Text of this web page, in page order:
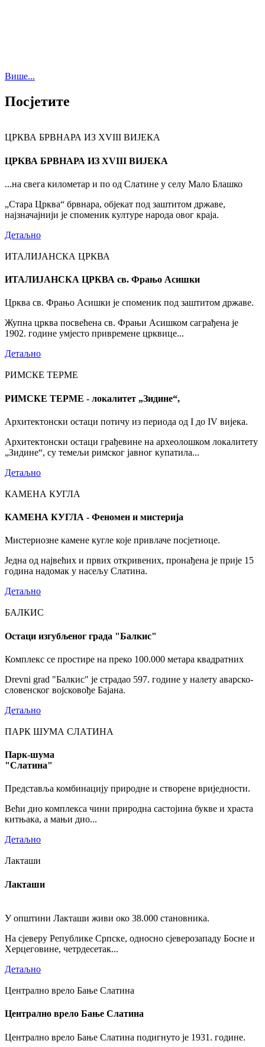
Више...
Посјетите
ЦРКВА БРВНАРА ИЗ XVIII ВИЈЕКА
ЦРКВА БРВНАРА ИЗ XVIII ВИЈЕКА
...на свега километар и по од Слатине у селу Мало Блашко
„Стара Црква“ брвнара, објекат под заштитом државе,
најзначајнији је споменик културе народа овог краја.
Детаљно
ИТАЛИЈАНСКА ЦРКВА
ИТАЛИЈАНСКА ЦРКВА св. Фрањо Асишки
Црква св. Фрањо Асишки је споменик под заштитом државе.
Жупна црква посвећена св. Фрањи Асишком саграђена је
1902. године умјесто привремене црквице...
Детаљно
РИМСКЕ ТЕРМЕ
РИМСКЕ ТЕРМЕ - локалитет „Зидине“,
Архитектонски остаци потичу из периода од I до IV вијека.
Архитектонски остаци грађевине на археолошком локалитету
„Зидине“, су темељи римског јавног купатила...
Детаљно
КАМЕНА КУГЛА
КАМЕНА КУГЛА - Феномен и мистерија
Мистериозне камене кугле које привлаче посјетиоце.
Једна од највећих и првих откривених, пронађена је прије 15
година надомак у насељу Слатина.
Детаљно
БАЛКИС
Остаци изгубљеног града "Балкис"
Комплекс се простире на преко 100.000 метара квадратних
Drevni grad "Балкис" је страдао 597. године у налету аварско-
словенског војсковође Бајана.
Детаљно
ПАРК ШУМА СЛАТИНА
Парк-шума
"Слатина"
Представља комбинацију природне и створене вриједности.
Већи дио комплекса чини природна састојина букве и храста
китњака, а мањи дио...
Детаљно
Лакташи
Лакташи
У општини Лакташи живи око 38.000 становника.
На сјеверу Републике Српске, односно сјеверозападу Босне и
Херцеговине, четрдесетак...
Детаљно
Централно врело Бање Слатина
Централно врело Бање Слатина
Централно врело Бање Слатина подигнуто је 1931. године.